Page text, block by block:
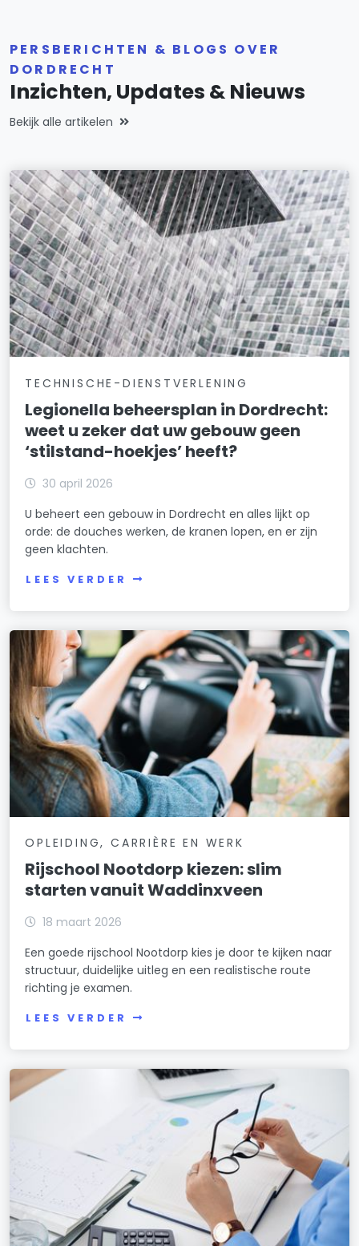
PERSBERICHTEN & BLOGS OVER
DORDRECHT
Inzichten, Updates & Nieuws
Bekijk alle artikelen
TECHNISCHE-DIENSTVERLENING
Legionella beheersplan in Dordrecht:
weet u zeker dat uw gebouw geen
‘stilstand-hoekjes’ heeft?
30 april 2026
U beheert een gebouw in Dordrecht en alles lijkt op
orde: de douches werken, de kranen lopen, en er zijn
geen klachten.
LEES VERDER
OPLEIDING, CARRIÈRE EN WERK
Rijschool Nootdorp kiezen: slim
starten vanuit Waddinxveen
18 maart 2026
Een goede rijschool Nootdorp kies je door te kijken naar
structuur, duidelijke uitleg en een realistische route
richting je examen.
LEES VERDER